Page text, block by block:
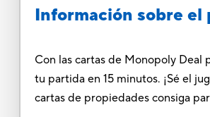
Información sobre el
Con las cartas de Monopoly Deal
tu partida en 15 minutos. ¡Sé el
cartas de propiedades consiga